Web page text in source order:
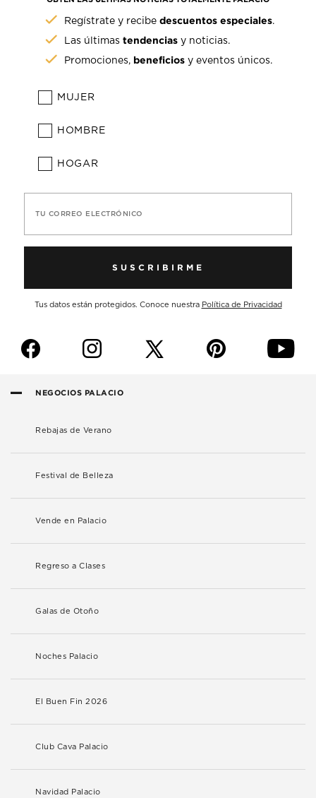
Regístrate y recibedescuentos especiales.
Las últimastendencias y noticias.
Promociones, beneficios y eventos únicos.
MUJER
HOMBRE
HOGAR
TU CORREO ELECTRÓNICO
SUSCRIBIRME
Tus datos están protegidos. Conoce nuestra Política de Privacidad
f i p y
NEGOCIOS PALACIO
Rebajas de Verano
Festival de Belleza
Vende en Palacio
Regreso a Clases
Galas de Otoño
Noches Palacio
El Buen Fin 2026
Club Cava Palacio
Navidad Palacio